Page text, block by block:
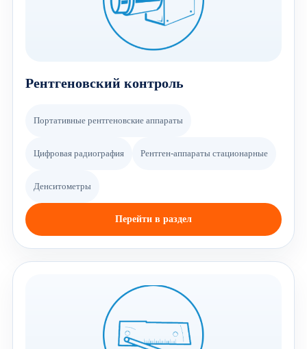
Рентгеновский контроль
Портативные рентгеновские аппараты
Цифровая радиография Рентген-аппараты стационарные
Денситометры
Перейти в раздел